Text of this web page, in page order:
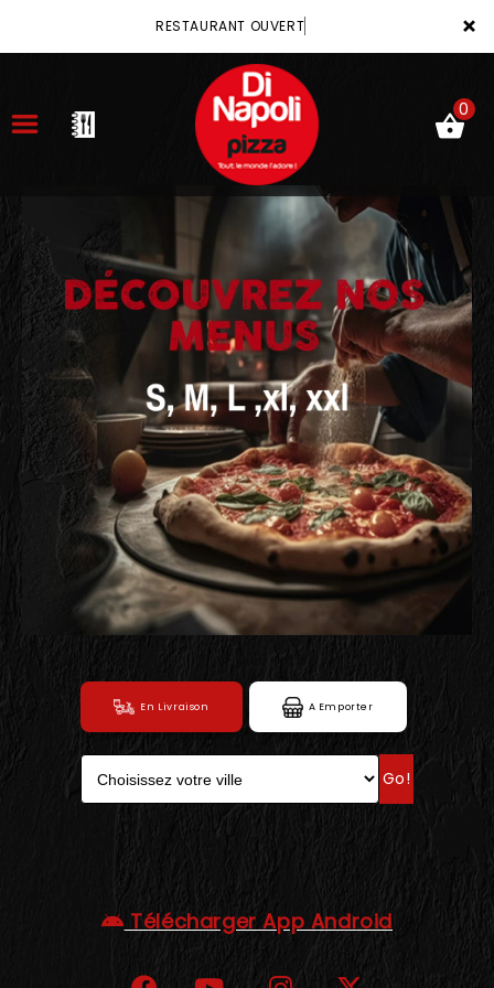
×
RESTAURANT OUVERT
ACCUEIL
LA CARTE
VOTRE COMPTE
NOTRE RESTAURANT
VOS AVIS
MENTIONS LÉGALES
C.G.V
0
En Livraison A Emporter
Go!
Télécharger App Android